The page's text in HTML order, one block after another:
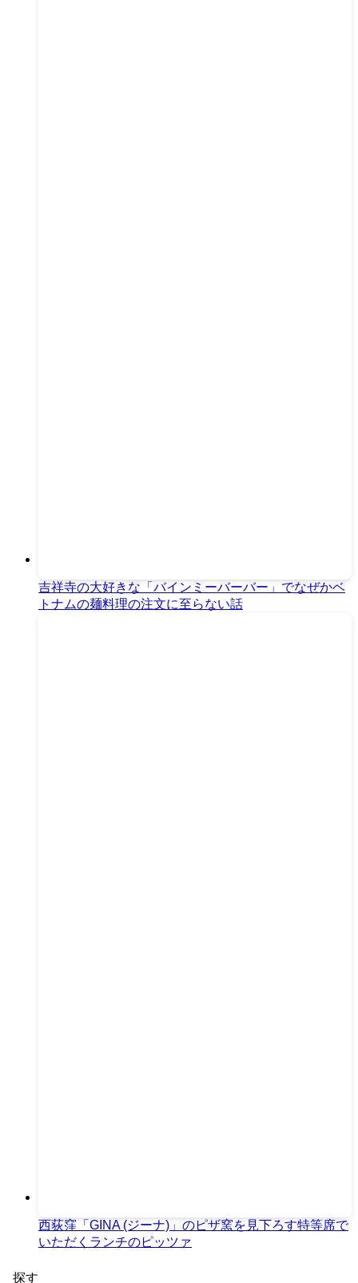
吉祥寺の大好きな「バインミーバーバー」でなぜかベ
トナムの麺料理の注文に至らない話
西荻窪「GINA (ジーナ)」のピザ窯を見下ろす特等席で
いただくランチのピッツァ
探す